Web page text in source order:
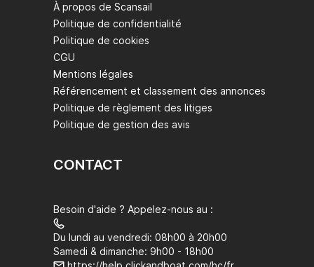
À propos de Scansail
Politique de confidentialité
Politique de cookies
CGU
Mentions légales
Référencement et classement des annonces
Politique de règlement des litiges
Politique de gestion des avis
CONTACT
Besoin d'aide ? Appelez-nous au :
Du lundi au vendredi: 08h00 à 20h00
Samedi & dimanche: 9h00 - 18h00